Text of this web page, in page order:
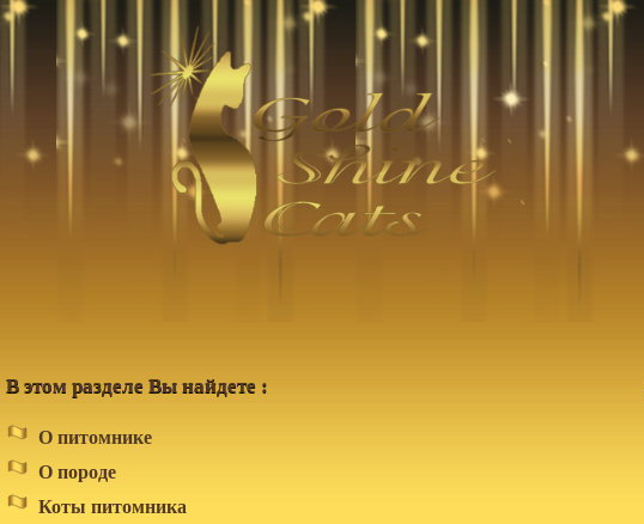
В этом разделе Вы найдете :
О питомнике
О породе
Коты питомника